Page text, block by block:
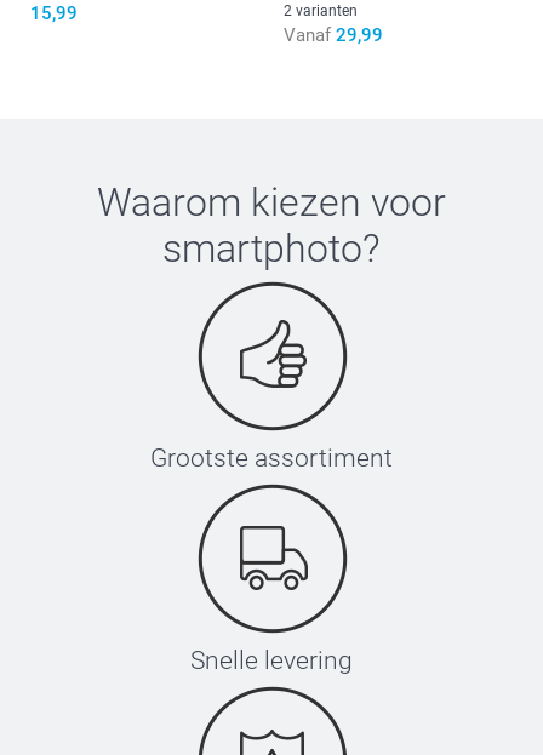
15,99
2 varianten
Vanaf 29,99
Waarom kiezen voor
smartphoto?
Grootste assortiment
Snelle levering